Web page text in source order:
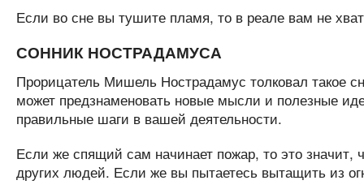
Если во сне вы тушите пламя, то в реале вам не
СОННИК НОСТРАДАМУСА
Прорицатель Мишель Нострадамус толковал такое
может предзнаменовать новые мысли и полезные
правильные шаги в вашей деятельности.
Если же спящий сам начинает пожар, то это значит,
других людей. Если же вы пытаетесь вытащить из